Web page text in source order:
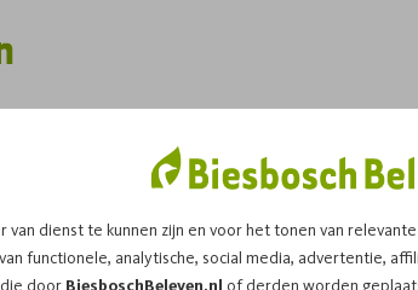
van dienst te kunnen zijn en voor het tonen van
functionele, analytische, social media, advertentie,
dit arrangement!
op zaterdag 09-08-2025 om 14:00